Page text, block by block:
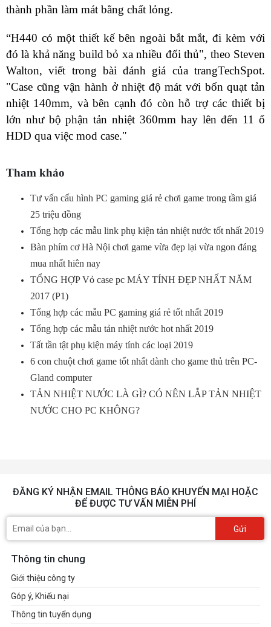
thành phần làm mát bằng chất lỏng.
“H440 có một thiết kế bên ngoài bắt mắt, đi kèm với
đó là khả năng build bỏ xa nhiều đối thủ", theo Steven
Walton, viết trong bài đánh giá của trangTechSpot.
"Case cũng vận hành ở nhiệt độ mát với bốn quạt tản
nhiệt 140mm, và bên cạnh đó còn hỗ trợ các thiết bị
lớn như bộ phận tản nhiệt 360mm hay lên đến 11 ổ
HDD qua việc mod case."
Tham khảo
Tư vấn cấu hình PC gaming giá rẻ chơi game trong tầm giá
25 triệu đồng
Tổng hợp các mẫu link phụ kiện tản nhiệt nước tốt nhất 2019
Bàn phím cơ Hà Nội chơi game vừa đẹp lại vừa ngon đáng
mua nhất hiên nay
TỔNG HỢP Vỏ case pc MÁY TÍNH ĐẸP NHẤT NĂM
2017 (P1)
Tổng hợp các mẫu PC gaming giá rẻ tốt nhất 2019
Tổng hợp các mẫu tản nhiệt nước hot nhất 2019
Tất tần tật phụ kiện máy tính các loại 2019
6 con chuột chơi game tốt nhất dành cho game thủ trên PC-
Gland computer
TẢN NHIỆT NƯỚC LÀ GÌ? CÓ NÊN LẮP TẢN NHIỆT
NƯỚC CHO PC KHÔNG?
ĐĂNG KÝ NHẬN EMAIL THÔNG BÁO KHUYẾN MẠI HOẶC
ĐỂ ĐƯỢC TƯ VẤN MIỄN PHÍ
Gửi
Thông tin chung
Giới thiệu công ty
Góp ý, Khiếu nại
Thông tin tuyển dụng